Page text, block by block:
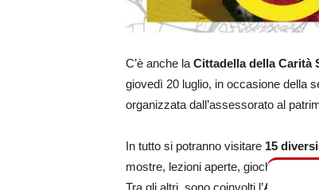
C’è anche laCittadella della Carità
giovedì 20 luglio, in occasione della
organizzata dall’assessorato al
In tutto si potranno visitare 15
mostre, lezioni aperte, giochi,